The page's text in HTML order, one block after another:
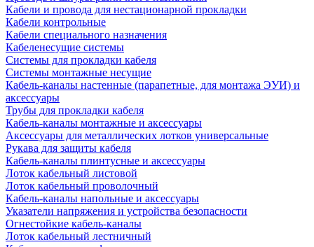
Кабели и провода для нестационарной прокладки
Кабели контрольные
Кабели специального назначения
Кабеленесущие системы
Системы для прокладки кабеля
Системы монтажные несущие
Кабель-каналы настенные (парапетные, для монтажа ЭУИ) и
аксессуары
Трубы для прокладки кабеля
Кабель-каналы монтажные и аксессуары
Аксессуары для металлических лотков универсальные
Рукава для защиты кабеля
Кабель-каналы плинтусные и аксессуары
Лоток кабельный листовой
Лоток кабельный проволочный
Кабель-каналы напольные и аксессуары
Указатели напряжения и устройства безопасности
Огнестойкие кабель-каналы
Лоток кабельный лестничный